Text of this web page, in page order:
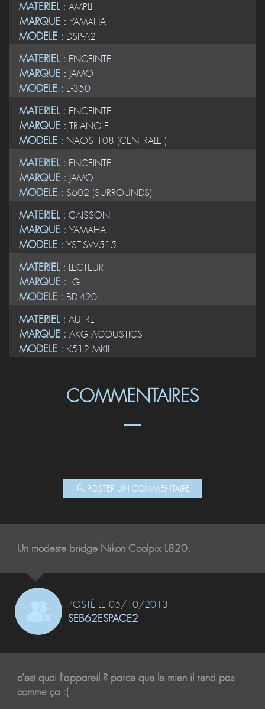
MATERIEL : AMPLI
MARQUE : YAMAHA
MODELE : DSP-A2
MATERIEL : ENCEINTE
MARQUE : JAMO
MODELE : E-350
MATERIEL : ENCEINTE
MARQUE : TRIANGLE
MODELE : NAOS 108 (CENTRALE )
MATERIEL : ENCEINTE
MARQUE : JAMO
MODELE : S602 (SURROUNDS)
MATERIEL : CAISSON
MARQUE : YAMAHA
MODELE : YST-SW515
MATERIEL : LECTEUR
MARQUE : LG
MODELE : BD-420
MATERIEL : AUTRE
MARQUE : AKG ACOUSTICS
MODELE : K512 MKII
COMMENTAIRES
POSTER UN COMMENTAIRE
Un modeste bridge Nikon Coolpix L820.
POSTÉ LE 05/10/2013
SEB62ESPACE2
c'est quoi l'appareil ? parce que le mien il rend pas
comme ça :(